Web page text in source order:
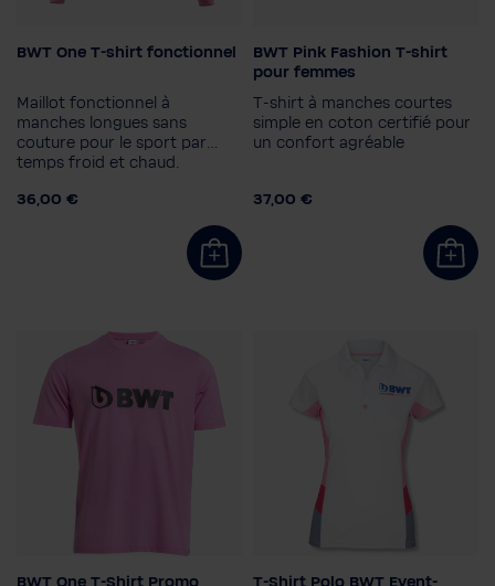
Couleur
Taille homme
BWT One T-shirt fonctionnel
Maillot fonctionnel à
manches longues sans
couture pour le sport par
temps froid et chaud.
36,00 €
Sexe
Femmes
Taille femme
38
34 36 40
BWT Pink Fashion T-shirt
pour femmes
T-shirt à manches courtes
simple en coton certifié pour
un confort agréable
37,00 €